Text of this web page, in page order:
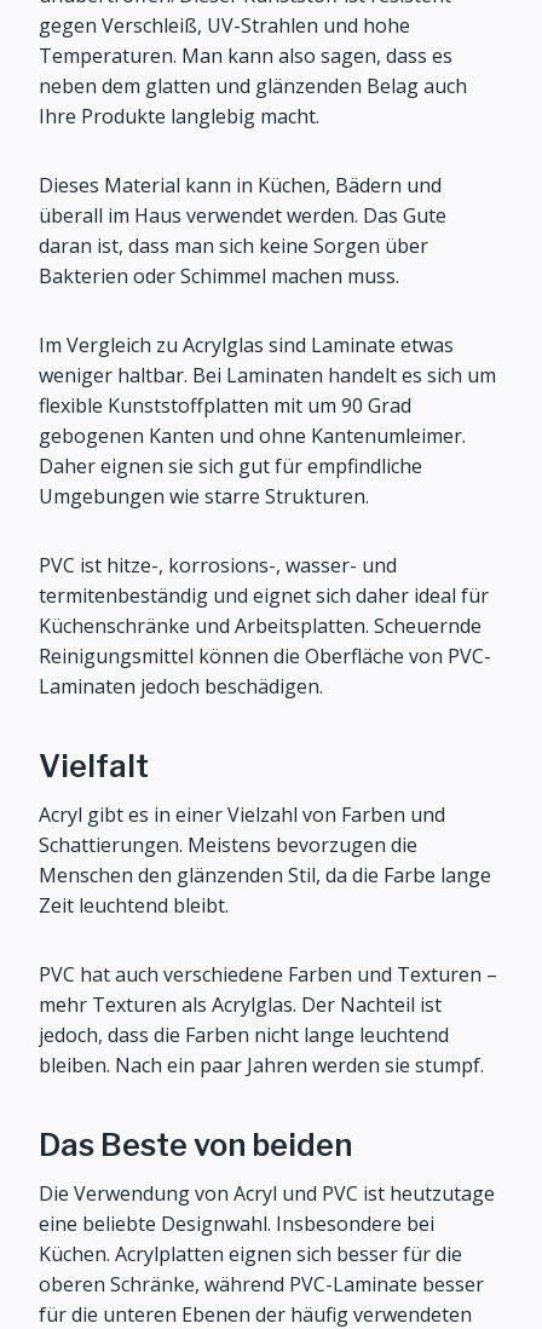
gegen Verschleiß, UV-Strahlen und hohe
Temperaturen. Man kann also sagen, dass es
neben dem glatten und glänzenden Belag auch
Ihre Produkte langlebig macht.
Dieses Material kann in Küchen, Bädern und
überall im Haus verwendet werden. Das Gute
daran ist, dass man sich keine Sorgen über
Bakterien oder Schimmel machen muss.
Im Vergleich zu Acrylglas sind Laminate etwas
weniger haltbar. Bei Laminaten handelt es sich um
flexible Kunststoffplatten mit um 90 Grad
gebogenen Kanten und ohne Kantenumleimer.
Daher eignen sie sich gut für empfindliche
Umgebungen wie starre Strukturen.
PVC ist hitze-, korrosions-, wasser- und
termitenbeständig und eignet sich daher ideal für
Küchenschränke und Arbeitsplatten. Scheuernde
Reinigungsmittel können die Oberfläche von PVC-
Laminaten jedoch beschädigen.
Vielfalt
Acryl gibt es in einer Vielzahl von Farben und
Schattierungen. Meistens bevorzugen die
Menschen den glänzenden Stil, da die Farbe lange
Zeit leuchtend bleibt.
PVC hat auch verschiedene Farben und Texturen –
mehr Texturen als Acrylglas. Der Nachteil ist
jedoch, dass die Farben nicht lange leuchtend
bleiben. Nach ein paar Jahren werden sie stumpf.
Das Beste von beiden
Die Verwendung von Acryl und PVC ist heutzutage
eine beliebte Designwahl. Insbesondere bei
Küchen. Acrylplatten eignen sich besser für die
oberen Schränke, während PVC-Laminate besser
für die unteren Ebenen der häufig verwendeten